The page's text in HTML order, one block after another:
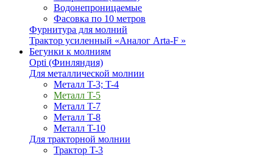
Водонепроницаемые
Фасовка по 10 метров
Фурнитура для молний
Трактор усиленный «Аналог Arta-F »
Бегунки к молниям
Opti (Финляндия)
Для металлической молнии
Металл T-3; T-4
Металл T-5
Металл T-7
Металл T-8
Металл T-10
Для тракторной молнии
Трактор T-3